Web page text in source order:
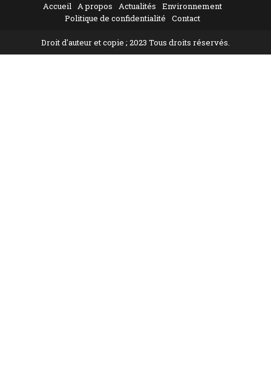
Accueil A propos Actualités
Environnement
Politique de confidentialité
Contact
Droit d'auteur et copie ; 2023 Tous droits réservés.